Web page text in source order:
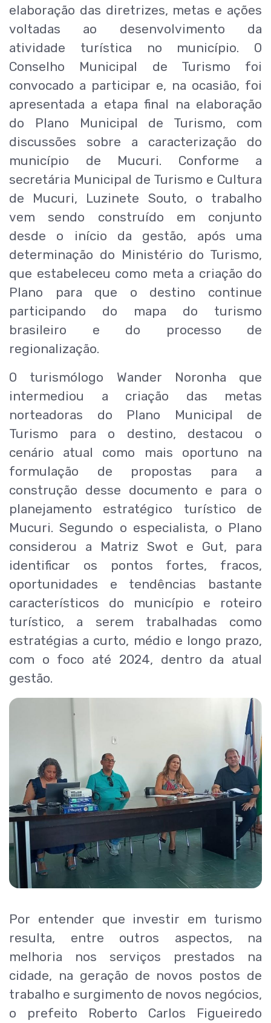
elaboração das diretrizes, metas e ações
voltadas ao desenvolvimento da
atividade turística no município. O
Conselho Municipal de Turismo foi
convocado a participar e, na ocasião, foi
apresentada a etapa final na elaboração
do Plano Municipal de Turismo, com
discussões sobre a caracterização do
município de Mucuri. Conforme a
secretária Municipal de Turismo e Cultura
de Mucuri, Luzinete Souto, o trabalho
vem sendo construído em conjunto
desde o início da gestão, após uma
determinação do Ministério do Turismo,
que estabeleceu como meta a criação do
Plano para que o destino continue
participando do mapa do turismo
brasileiro e do processo de
regionalização.
O turismólogo Wander Noronha que
intermediou a criação das metas
norteadoras do Plano Municipal de
Turismo para o destino, destacou o
cenário atual como mais oportuno na
formulação de propostas para a
construção desse documento e para o
planejamento estratégico turístico de
Mucuri. Segundo o especialista, o Plano
considerou a Matriz Swot e Gut, para
identificar os pontos fortes, fracos,
oportunidades e tendências bastante
característicos do município e roteiro
turístico, a serem trabalhadas como
estratégias a curto, médio e longo prazo,
com o foco até 2024, dentro da atual
gestão.
Por entender que investir em turismo
resulta, entre outros aspectos, na
melhoria nos serviços prestados na
cidade, na geração de novos postos de
trabalho e surgimento de novos negócios,
o prefeito Roberto Carlos Figueiredo